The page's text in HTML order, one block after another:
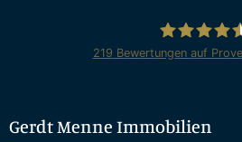
219 Bewertungen auf
Gerdt Menne Immobilien